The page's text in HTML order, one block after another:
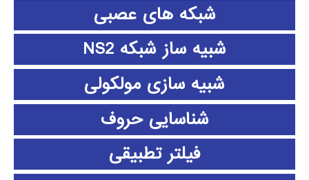
شبکه های عصبی
شبیه ساز شبکه NS2
شبیه سازی مولکولی
شناسایی حروف
فیلتر تطبیقی